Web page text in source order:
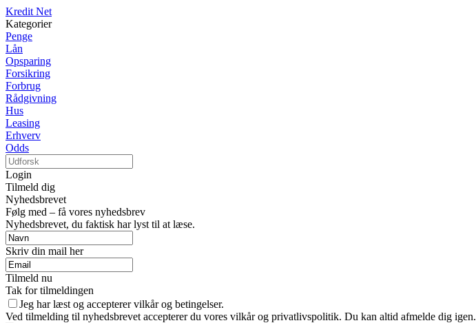
Kredit Net
Kategorier
Penge
Lån
Opsparing
Forsikring
Forbrug
Rådgivning
Hus
Leasing
Erhverv
Odds
Login
Tilmeld dig
Nyhedsbrevet
Følg med – få vores nyhedsbrev
Nyhedsbrevet, du faktisk har lyst til at læse.
Skriv din mail her
Tilmeld nu
Tak for tilmeldingen
Jeg har læst og accepterer vilkår og betingelser.
Ved tilmelding til nyhedsbrevet accepterer du vores vilkår og privatlivspolitik. Du kan altid afmelde dig igen.